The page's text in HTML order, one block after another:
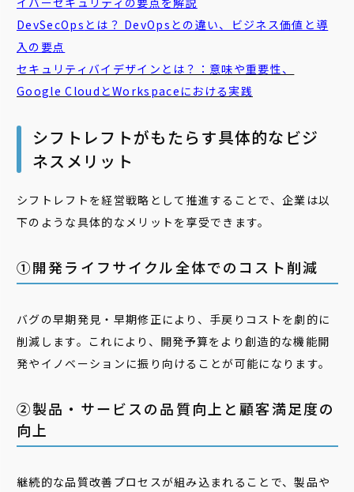
DevSecOps とは？ DevOpsとの違い、ビジネス価値と導
入の要点
セキュリティバイデザイン とは？：意味や重要性、
Google CloudとWorkspaceにおける実践
シフトレフトがもたらす具体的なビジ
ネスメリット
シフトレフトを経営戦略として推進することで、企業は以
下のような具体的なメリットを享受できます。
①開発ライフサイクル全体でのコスト削減
バグの早期発見・早期修正により、手戻りコストを劇的に
削減します。これにより、開発予算をより創造的な機能開
発やイノベーションに振り向けることが可能になります。
②製品・サービスの品質向上と顧客満足度の
向上
継続的な品質改善プロセスが組み込まれることで、製品や